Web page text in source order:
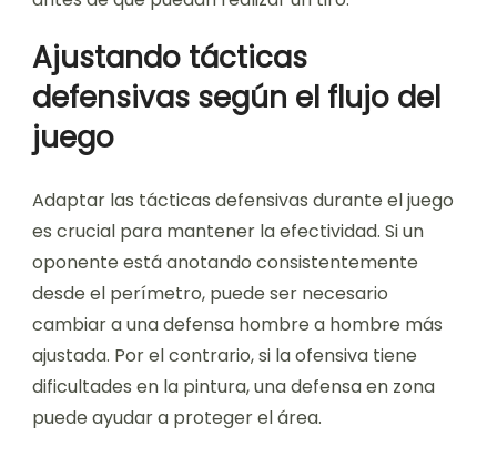
Ajustando tácticas
defensivas según el flujo del
juego
Adaptar las tácticas defensivas durante el juego
es crucial para mantener la efectividad. Si un
oponente está anotando consistentemente
desde el perímetro, puede ser necesario
cambiar a una defensa hombre a hombre más
ajustada. Por el contrario, si la ofensiva tiene
dificultades en la pintura, una defensa en zona
puede ayudar a proteger el área.